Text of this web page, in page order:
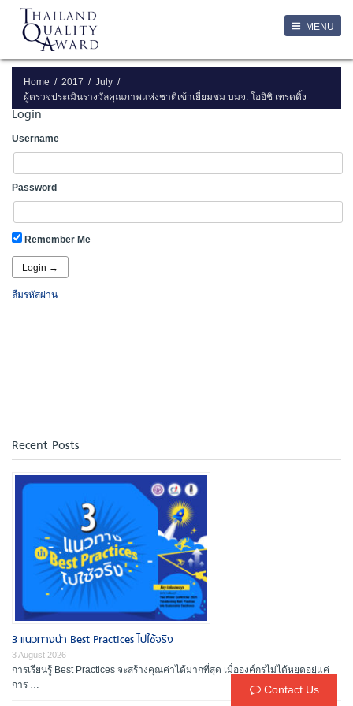
MENU
Home 2017
July
ผู้ตรวจประเมินรางวัลคุณภาพแห่งชาติเข้าเยี่ยมชม บมจ. โออิชิ เทรดดิ้ง
Login
Username
Password
Remember Me
ลืมรหัสผ่าน
Recent Posts
3 แนวทางนำ Best Practices ไปใช้จริง
3 August 2026
การเรียนรู้ Best Practices จะสร้างคุณค่าได้มากที่สุด เมื่อองค์กรไม่ได้หยุดอยู่แค่
การ …
Contact Us
Username